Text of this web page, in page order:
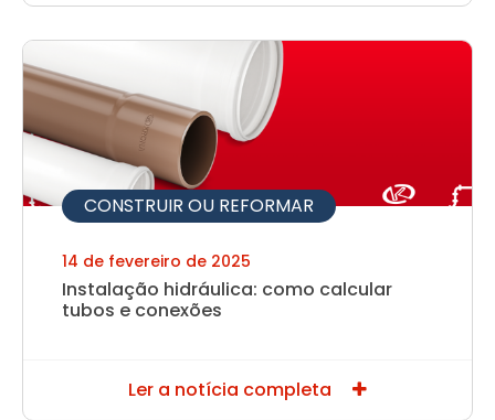
CONSTRUIR OU REFORMAR
14 de fevereiro de 2025
Instalação hidráulica: como calcular
tubos e conexões
Ler a notícia completa